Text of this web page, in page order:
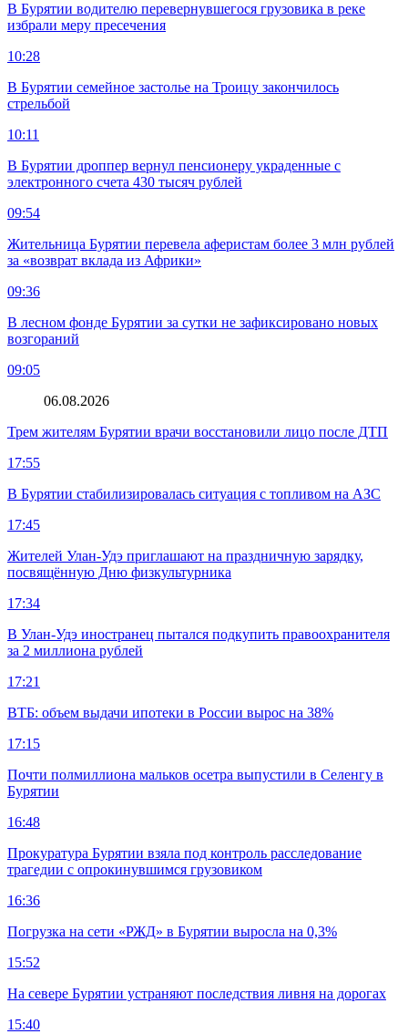
В Бурятии водителю перевернувшегося грузовика в реке
избрали меру пресечения
10:28
В Бурятии семейное застолье на Троицу закончилось
стрельбой
10:11
В Бурятии дроппер вернул пенсионеру украденные с
электронного счета 430 тысяч рублей
09:54
Жительница Бурятии перевела аферистам более 3 млн рублей
за «возврат вклада из Африки»
09:36
В лесном фонде Бурятии за сутки не зафиксировано новых
возгораний
09:05
06.08.2026
Трем жителям Бурятии врачи восстановили лицо после ДТП
17:55
В Бурятии стабилизировалась ситуация с топливом на АЗС
17:45
Жителей Улан-Удэ приглашают на праздничную зарядку,
посвящённую Дню физкультурника
17:34
В Улан-Удэ иностранец пытался подкупить правоохранителя
за 2 миллиона рублей
17:21
ВТБ: объем выдачи ипотеки в России вырос на 38%
17:15
Почти полмиллиона мальков осетра выпустили в Селенгу в
Бурятии
16:48
Прокуратура Бурятии взяла под контроль расследование
трагедии с опрокинувшимся грузовиком
16:36
Погрузка на сети «РЖД» в Бурятии выросла на 0,3%
15:52
На севере Бурятии устраняют последствия ливня на дорогах
15:40